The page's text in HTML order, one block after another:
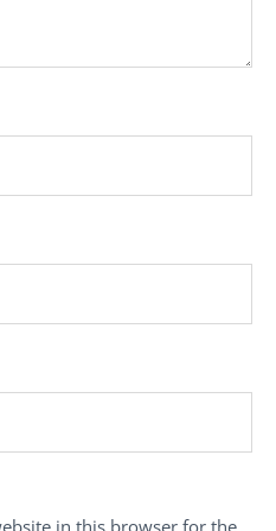
in this browser for the